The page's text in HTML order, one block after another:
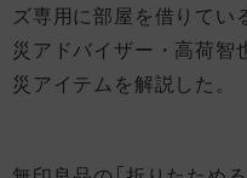
ズ専用に部屋を借りてい
災アドバイザー・高荷智
災アイテムを解説した。